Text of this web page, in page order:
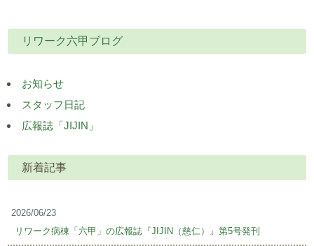
リワーク六甲ブログ
お知らせ
スタッフ日記
広報誌「JIJIN」
新着記事
2026/06/23
リワーク病棟「六甲」の広報誌『JIJIN（慈仁）』第5号発刊